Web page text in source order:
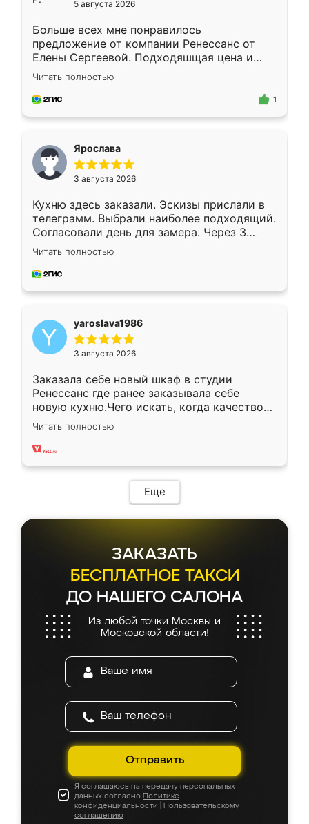
5 августа 2026
Больше всех мне понравилось
предложение от компании Ренессанс от
Елены Сергеевой. Подходяшщая цена и
короткие сроки изготовления. Приехавший
для замера сотрудник Владислав
предложил по моему эскизу самый
Читать полностью
1
Ярослава
3 августа 2026
Кухню здесь заказали. Эскизы прислали в
телеграмм. Выбрали наиболее подходящий.
Согласовали день для замера. Через 3
недели кухня была уже готова. Остались
довольны работой. Спасибо Ренессанс
мебель за качественную работу!
Читать полностью
yaroslava1986
3 августа 2026
Заказала себе новый шкаф в студии
Ренессанс где ранее заказывала себе
новую кухню.Чего искать, когда качеством
вполне довольна. Служит кухня уже почти
два года, нареканий нет.
Читать полностью
Еще
ЗАКАЗАТЬ
БЕСПЛАТНОЕ ТАКСИ
ДО НАШЕГО САЛОНА
Из любой точки Москвы и
Московской области!
Отправить
Я соглашаюсь на передачу персональных
данных согласно Политике
конфиденциальности
Пользовательскому
соглашению